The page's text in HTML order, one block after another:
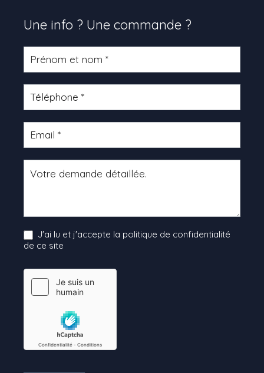
Une info ? Une commande ?
Formulaire
produit
J'ai lu et j'accepte la politique de confidentialité
de ce site